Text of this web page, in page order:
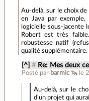
Au-delà, sur le choix
en Java par
logicielle sous-jacente
Robert est très
robustesse natif
qualité supplémentaire.
[^] # Re: Mes deux
Posté par barmic 🦦 le
Au-delà, sur le
d'un projet qui